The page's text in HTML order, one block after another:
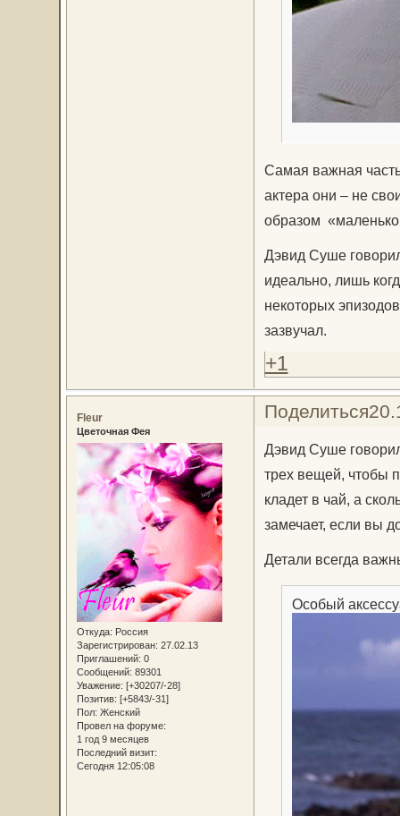
Самая важная
актера они – не
образом
Дэвид Суше
идеально, лишь
некоторых
зазвучал.
+1
Поделиться
Fleur
Цветочная Фея
Откуда: Россия
Зарегистрирован: 27.02.13
Приглашений: 0
Сообщений: 89301
Уважение: [+30207/-28]
Позитив: [+5843/-31]
Пол: Женский
Провел на форуме:
1 год 9 месяцев
Последний визит:
Сегодня 12:05:08
Дэвид Суше
трех вещей, чтобы
кладет в чай, а
замечает, если вы
Детали всегда
Особый